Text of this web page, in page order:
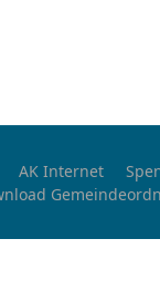
AK Internet